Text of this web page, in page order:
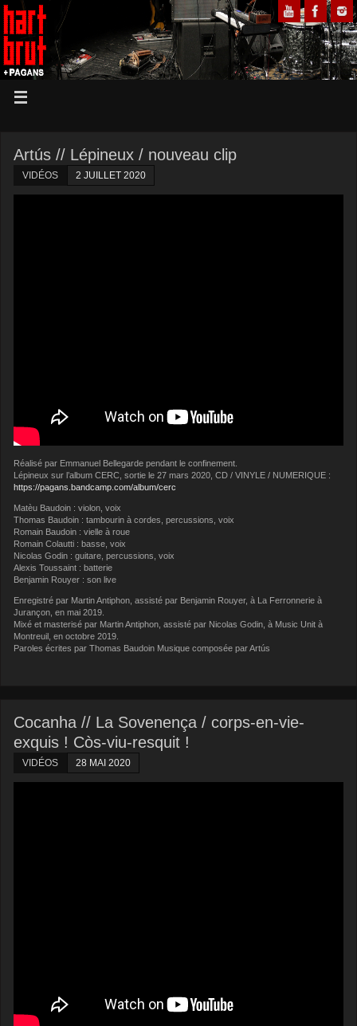
Artús // Lépineux / nouveau clip
VIDÉOS 2 JUILLET 2020
Réalisé par Emmanuel Bellegarde pendant le confinement.
Lépineux sur l’album CERC, sortie le 27 mars 2020, CD / VINYLE / NUMERIQUE :
https://pagans.bandcamp.com/album/cerc
Matèu Baudoin : violon, voix
Thomas Baudoin : tambourin à cordes, percussions, voix
Romain Baudoin : vielle à roue
Romain Colautti : basse, voix
Nicolas Godin : guitare, percussions, voix
Alexis Toussaint : batterie
Benjamin Rouyer : son live
Enregistré par Martin Antiphon, assisté par Benjamin Rouyer, à La Ferronnerie à
Jurançon, en mai 2019.
Mixé et masterisé par Martin Antiphon, assisté par Nicolas Godin, à Music Unit à
Montreuil, en octobre 2019.
Paroles écrites par Thomas Baudoin Musique composée par Artús
Cocanha // La Sovenença / corps-en-vie-
exquis ! Còs-viu-resquit !
VIDÉOS 28 MAI 2020